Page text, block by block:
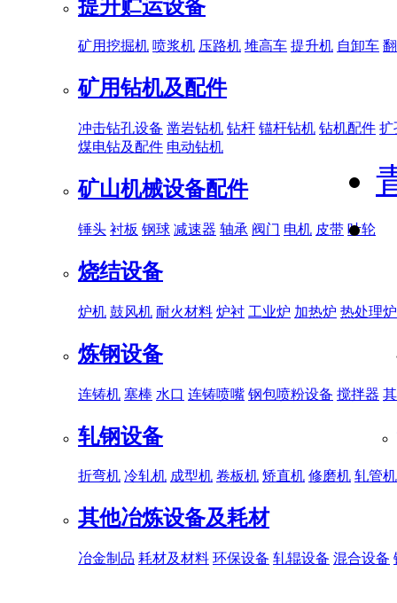
提升贮运设备
矿用挖掘机 喷浆机 压路机 堆高车 提升机 自卸车
矿用钻机及配件
冲击钻孔设备 凿岩钻机 钻杆 锚杆钻机 钻机配件 扩
煤电钻及配件 电动钻机
矿山机械设备配件
锤头 衬板 钢球 减速器 轴承 阀门 电机 皮带 叶轮
烧结设备
炉机 鼓风机 耐火材料 炉衬 工业炉 加热炉 热处理炉
炼钢设备
连铸机 塞棒 水口 连铸喷嘴 钢包喷粉设备 搅拌器
轧钢设备
折弯机 冷轧机 成型机 卷板机 矫直机 修磨机 轧管机
其他冶炼设备及耗材
冶金制品 耗材及材料 环保设备 轧辊设备 混合设备